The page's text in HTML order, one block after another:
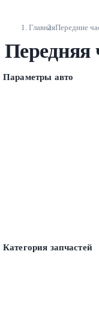
ГлавнаяПередние
Передняя
Параметры авто
Категория запчастей